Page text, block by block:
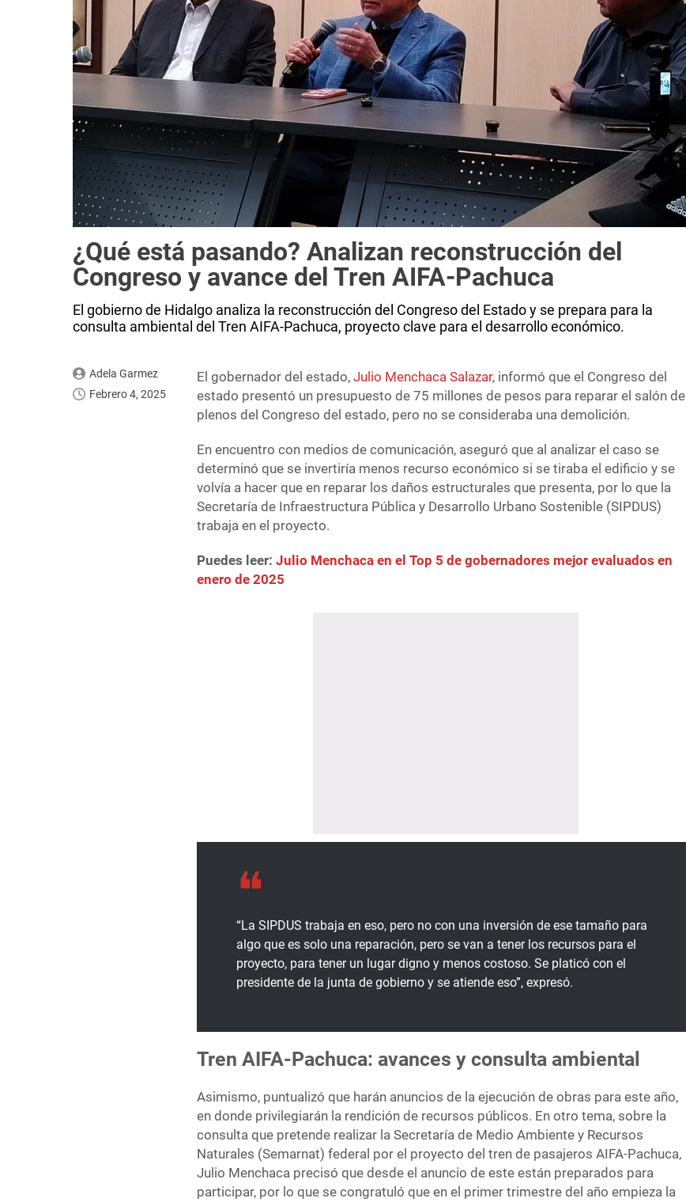
¿Qué está pasando? Analizan reconstrucción del
Congreso y avance del Tren AIFA-Pachuca
El gobierno de Hidalgo analiza la reconstrucción del Congreso del Estado y se prepara para la
consulta ambiental del Tren AIFA-Pachuca, proyecto clave para el desarrollo económico.
Adela Garmez
Febrero 4, 2025
El gobernador del estado,Julio Menchaca Salazar, informó que el Congreso del
estado presentó un presupuesto de 75 millones de pesos para reparar el salón de
plenos del Congreso del estado, pero no se consideraba una demolición.
En encuentro con medios de comunicación, aseguró que al analizar el caso se
determinó que se invertiría menos recurso económico si se tiraba el edificio y se
volvía a hacer que en reparar los daños estructurales que presenta, por lo que la
Secretaría de Infraestructura Pública y Desarrollo Urbano Sostenible (SIPDUS)
trabaja en el proyecto.
Puedes leer:Julio Menchaca en el Top 5 de gobernadores mejor evaluados en
enero de 2025
“La SIPDUS trabaja en eso, pero no con una inversión de ese tamaño para
algo que es solo una reparación, pero se van a tener los recursos para el
proyecto, para tener un lugar digno y menos costoso. Se platicó con el
presidente de la junta de gobierno y se atiende eso”, expresó.
Tren AIFA-Pachuca: avances y consulta ambiental
Asimismo, puntualizó que harán anuncios de la ejecución de obras para este año,
en donde privilegiarán la rendición de recursos públicos. En otro tema, sobre la
consulta que pretende realizar la Secretaría de Medio Ambiente y Recursos
Naturales (Semarnat) federal por el proyecto del tren de pasajeros AIFA-Pachuca,
Julio Menchaca precisó que desde el anuncio de este están preparados para
participar, por lo que se congratuló que en el primer trimestre del año empieza la